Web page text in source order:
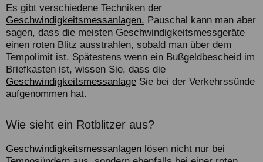
Es gibt verschiedene Techniken der
Geschwindigkeitsmessanlagen. Pauschal kann man aber
sagen, dass die meisten Geschwindigkeitsmessgeräte
einen roten Blitz ausstrahlen, sobald man über dem
Tempolimit ist. Spätestens wenn ein Bußgeldbescheid im
Briefkasten ist, wissen Sie, dass die
Geschwindigkeitsmessanlage Sie bei der Verkehrssünde
aufgenommen hat.
Wie sieht ein Rotblitzer aus?
Geschwindigkeitsmessanlagen lösen nicht nur bei